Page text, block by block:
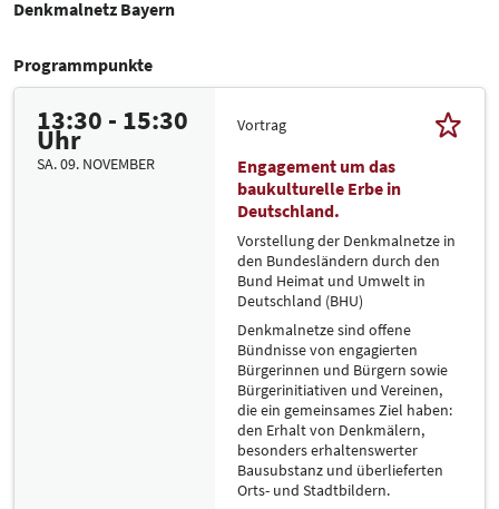
Denkmalnetz Bayern
Programmpunkte
13:30 - 15:30
Uhr
SA. 09. NOVEMBER
Vortrag
Engagement um das
baukulturelle Erbe in
Deutschland.
Vorstellung der Denkmalnetze in
den Bundesländern durch den
Bund Heimat und Umwelt in
Deutschland (BHU)
Denkmalnetze sind offene
Bündnisse von engagierten
Bürgerinnen und Bürgern sowie
Bürgerinitiativen und Vereinen,
die ein gemeinsames Ziel haben:
den Erhalt von Denkmälern,
besonders erhaltenswerter
Bausubstanz und überlieferten
Orts- und Stadtbildern.